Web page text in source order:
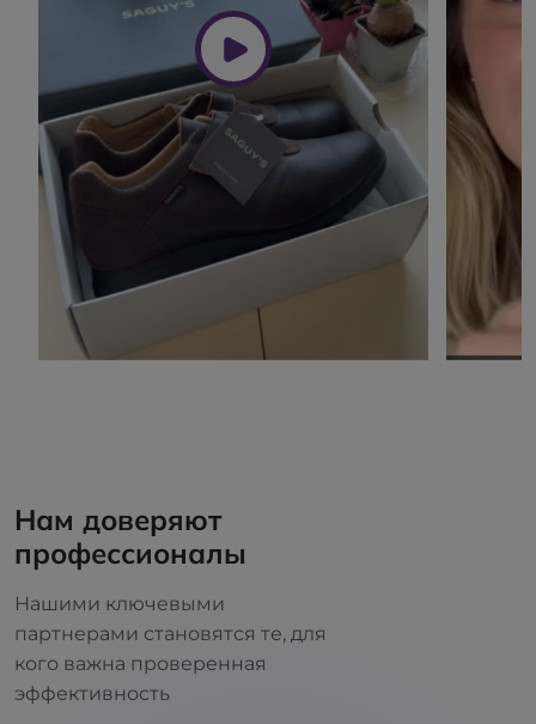
Нам доверяют
профессионалы
Нашими ключевыми
партнерами становятся те, для
кого важна проверенная
эффективность